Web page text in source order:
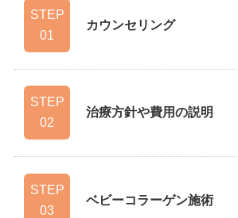
STEP
01
カウンセリング
STEP
02
治療方針や費用の説明
STEP
03
ベビーコラーゲン施術
六本木院
福岡院
六本木院
福岡院